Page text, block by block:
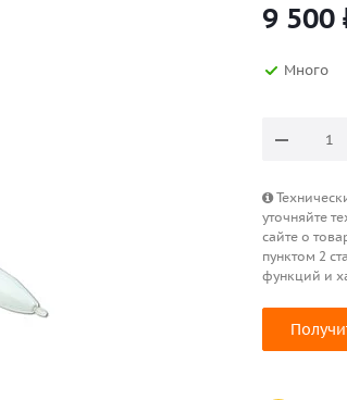
9 500
Много
уточняйте
сайте о
пунктом 2
функций и